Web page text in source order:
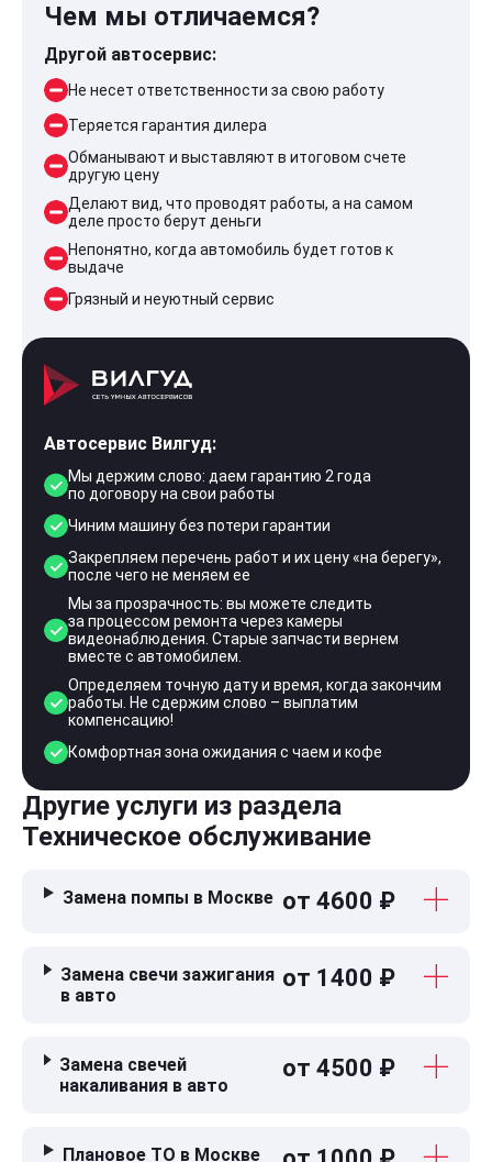
Чем мы отличаемся?
Другой автосервис:
Не несет ответственности за свою работу
Теряется гарантия дилера
Обманывают и выставляют в итоговом счете
другую цену
Делают вид, что проводят работы, а на самом
деле просто берут деньги
Непонятно, когда автомобиль будет готов к
выдаче
Грязный и неуютный сервис
Автосервис Вилгуд:
Мы держим слово: даем гарантию 2 года
по договору на свои работы
Чиним машину без потери гарантии
Закрепляем перечень работ и их цену «на берегу»,
после чего не меняем ее
Мы за прозрачность: вы можете следить
за процессом ремонта через камеры
видеонаблюдения. Старые запчасти вернем
вместе с автомобилем.
Определяем точную дату и время, когда закончим
работы. Не сдержим слово – выплатим
компенсацию!
Комфортная зона ожидания с чаем и кофе
Другие услуги из раздела
Техническое обслуживание
Замена помпы в Москве от 4600 ₽
Замена свечи зажигания
в авто
от 1400 ₽
Замена свечей
накаливания в авто
от 4500 ₽
Плановое ТО в Москве